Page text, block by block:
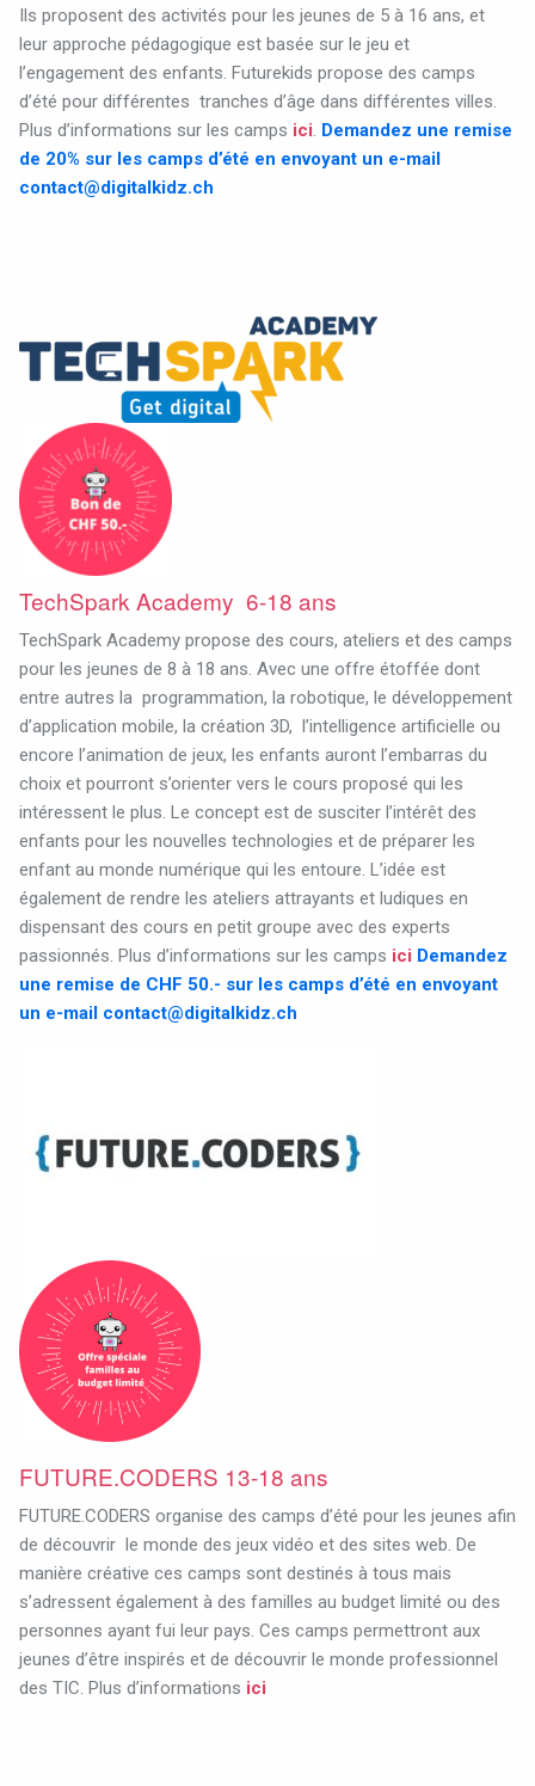
Ils proposent des activités pour les jeunes de 5 à 16 ans, et
leur approche pédagogique est basée sur le jeu et
l’engagement des enfants. Futurekids propose des camps
d’été pour différentes tranches d’âge dans différentes villes.
Plus d’informations sur les camps ici. Demandez une remise
de 20% sur les camps d’été en envoyant un e-mail
contact@digitalkidz.ch
TechSpark Academy 6-18 ans
TechSpark Academy propose des cours, ateliers et des camps
pour les jeunes de 8 à 18 ans. Avec une offre étoffée dont
entre autres la programmation, la robotique, le développement
d’application mobile, la création 3D, l’intelligence artificielle ou
encore l’animation de jeux, les enfants auront l’embarras du
choix et pourront s’orienter vers le cours proposé qui les
intéressent le plus. Le concept est de susciter l’intérêt des
enfants pour les nouvelles technologies et de préparer les
enfant au monde numérique qui les entoure. L’idée est
également de rendre les ateliers attrayants et ludiques en
dispensant des cours en petit groupe avec des experts
passionnés. Plus d’informations sur les camps ici Demandez
une remise de CHF 50.- sur les camps d’été en envoyant
un e-mail contact@digitalkidz.ch
FUTURE.CODERS 13-18 ans
FUTURE.CODERS organise des camps d’été pour les jeunes afin
de découvrir le monde des jeux vidéo et des sites web. De
manière créative ces camps sont destinés à tous mais
s’adressent également à des familles au budget limité ou des
personnes ayant fui leur pays. Ces camps permettront aux
jeunes d’être inspirés et de découvrir le monde professionnel
des TIC. Plus d’informations ici